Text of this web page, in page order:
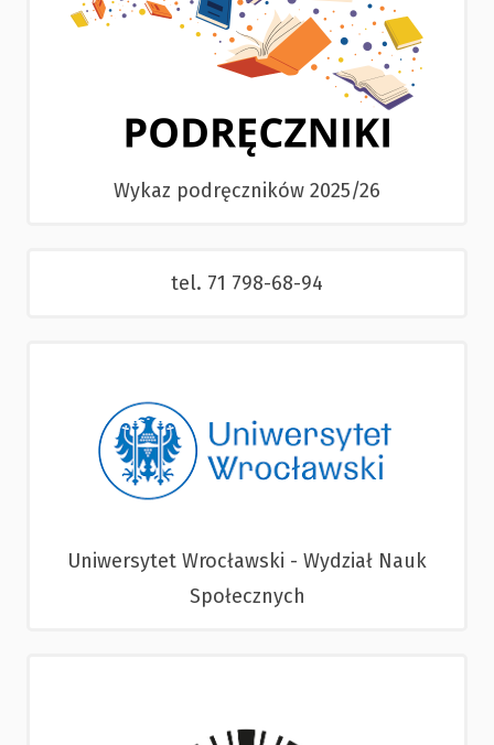
Wykaz podręczników 2025/26
tel. 71 798-68-94
Uniwersytet Wrocławski - Wydział Nauk
Społecznych